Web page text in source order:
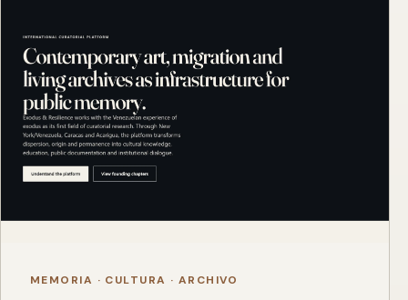
MEMORIA · CULTURA · ARCHIVO